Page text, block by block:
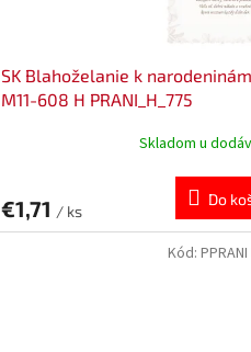
SK Blahoželanie k
M11-608 H PRANI_H_775
Skladom u
€1,71 / ks
Do
Kód: